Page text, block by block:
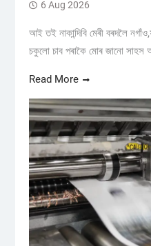
6 Aug 2026
আই তই নাকান্দিবি মেৰী বৰদলৈ
চকুলো চাব পৰাকৈ মোৰ জানো
Read More